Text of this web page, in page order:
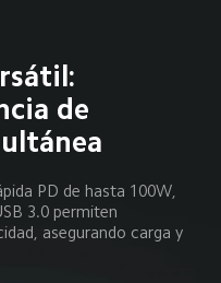
de
PD de hasta 100W,
3.0 permiten
asegurando carga y